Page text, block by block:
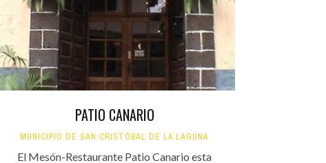
PATIO CANARIO
MUNICIPIO DE SAN CRISTÓBAL DE LA LAGUNA
El Mesón-Restaurante Patio Canario esta